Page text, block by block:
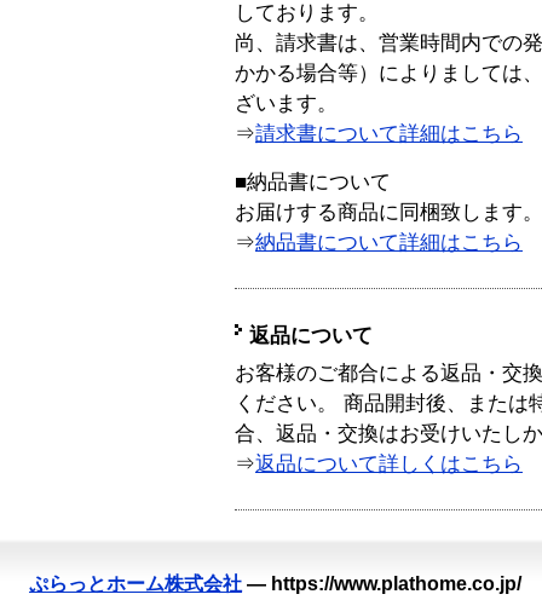
しております。
尚、請求書は、営業時間内での
かかる場合等）によりましては
ざいます。
⇒請求書について詳細はこちら
■納品書について
お届けする商品に同梱致します。
⇒納品書について詳細はこちら
返品について
お客様のご都合による返品・交
ください。 商品開封後、または
合、返品・交換はお受けいたし
⇒返品について詳しくはこちら
ぷらっとホーム株式会社 — https://www.plathome.co.jp/